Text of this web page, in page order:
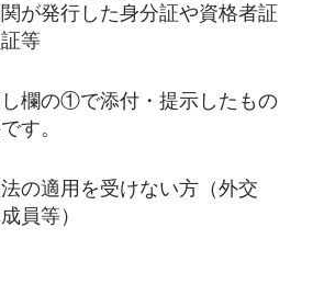
が発行した身分証や資格者証
等
欄の①で添付・提示したもの
す。
の適用を受けない方（外交
員等）